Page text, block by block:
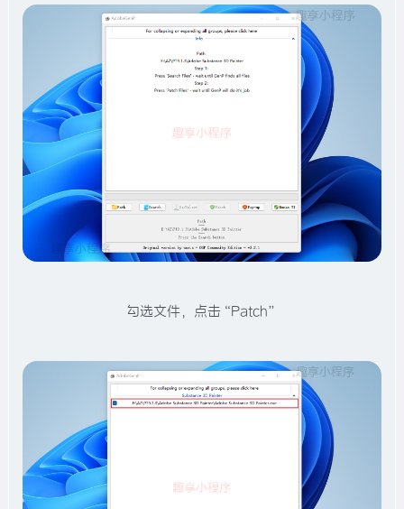
勾选文件，点击“Patch”